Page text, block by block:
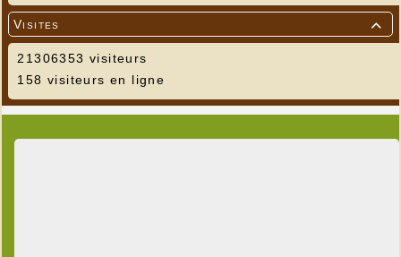

Visites
21306353 visiteurs
158 visiteurs en ligne